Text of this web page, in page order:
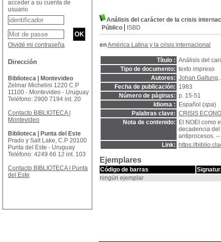
Análisis del carácter de la crisis
Público
ISBD
enAmérica Latina y la crisis internacional
Título : Análisis del
Tipo de documento: texto impreso
Autores: Johan Galtung,
Fecha de publicación: 1983
Número de páginas: p. 15-51
Idioma :
Español (spa)
Palabras clave: CRISIS
Nota de contenido:
El NOEI como
decadencia del
antiprocesos.
Link:
https://
Ejemplares
Código de barras
ningún ejemplar
acceder a su cuenta de
usuario
Olvidé mi contraseña
Dirección
Biblioteca | Montevideo
Zelmar Michelini 1220 C.P
11100 - Montevideo - Uruguay
Teléfono: 2900 7194 int. 20
Contacto BIBLIOTECA |
Montevideo
Biblioteca | Punta del Este
Prado y Salt Lake, C.P 20100
Punta del Este - Uruguay
Teléfono: 4249 66 12 int. 103
Contacto BIBLIOTECA | Punta
del Este